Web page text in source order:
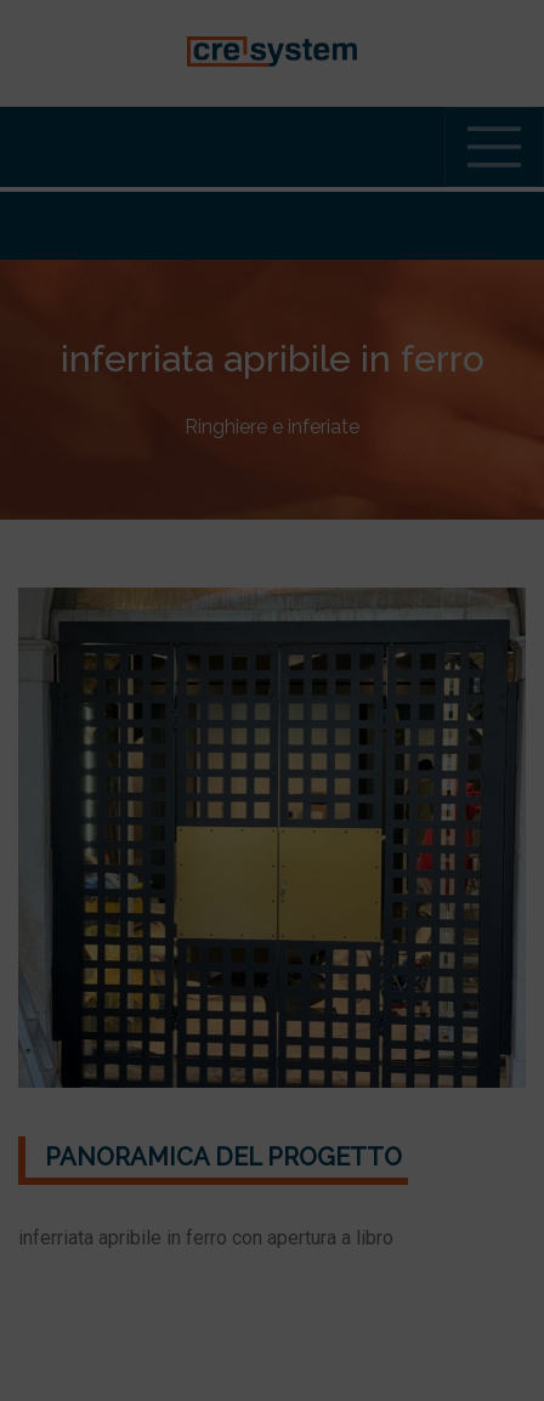
Navigazione Principale
inferriata apribile in ferro
Ringhiere e inferiate
PANORAMICA DEL PROGETTO
inferriata apribile in ferro con apertura a libro